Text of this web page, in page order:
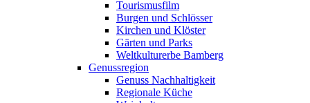
Tourismusfilm
Burgen und Schlösser
Kirchen und Klöster
Gärten und Parks
Weltkulturerbe Bamberg
Genussregion
Genuss Nachhaltigkeit
Regionale Küche